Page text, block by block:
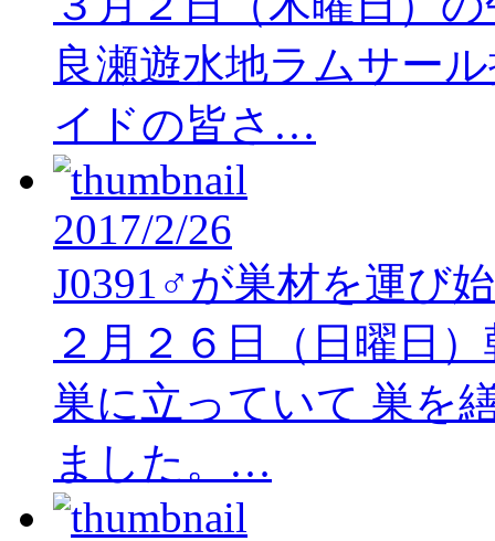
良瀬遊水地ラムサー
イドの皆さ…
2017/2/26
J0391♂が巣材を運び
２月２６日（日曜日
巣に立っていて 巣を
ました。…